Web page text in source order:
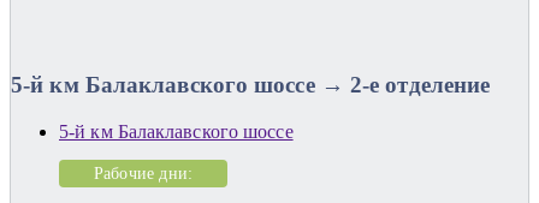
5-й км Балаклавского шоссе → 2-е отделение
5-й км Балаклавского шоссе
Рабочие дни: